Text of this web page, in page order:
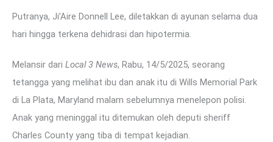
Putranya, Ji’Aire Donnell Lee, diletakkan di ayunan selama dua
hari hingga terkena dehidrasi dan hipotermia.
Melansir dari Local 3 News, Rabu, 14/5/2025, seorang
tetangga yang melihat ibu dan anak itu di Wills Memorial Park
di La Plata, Maryland malam sebelumnya menelepon polisi.
Anak yang meninggal itu ditemukan oleh deputi sheriff
Charles County yang tiba di tempat kejadian.